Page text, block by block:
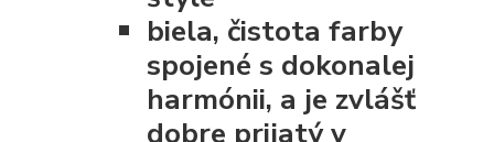
biela, čistota farby
spojené s dokonalej
harmónii, a je zvlášť
dobre prijatý v